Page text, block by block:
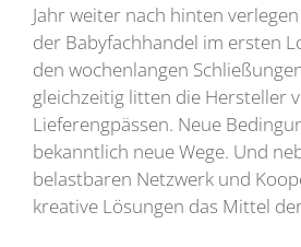
Jahr weiter nach hinten
der Babyfachhandel im ersten
den wochenlangen
gleichzeitig litten die Hersteller
Lieferengpässen. Neue
bekanntlich neue Wege. Und
belastbaren Netzwerk und
kreative Lösungen das Mittel